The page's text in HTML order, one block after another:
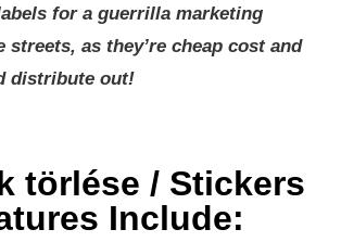
for a guerrilla marketing
streets, as they’re cheap cost and
distribute out!
törlése / Stickers
Include: